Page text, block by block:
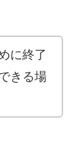
に終了
きる場